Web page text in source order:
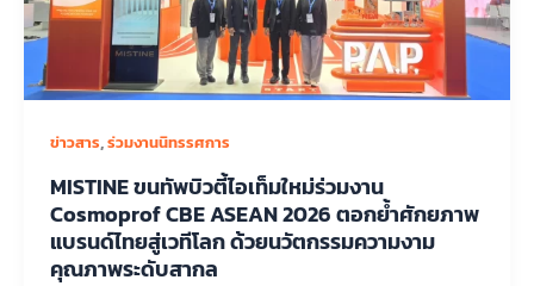
ข่าวสาร,ร่วมงานนิทรรศการ
MISTINE ขนทัพบิวตี้ไอเท็มใหม่ร่วมงาน
Cosmoprof CBE ASEAN 2026 ตอกย้ำศักยภาพ
แบรนด์ไทยสู่เวทีโลก ด้วยนวัตกรรมความงาม
คุณภาพระดับสากล